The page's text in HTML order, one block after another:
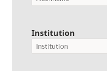
Institution